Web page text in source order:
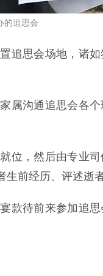
的追思会
追思会场地，诸
属沟通追思会各
位，然后由专业
前经历、评述逝
款待前来参加追